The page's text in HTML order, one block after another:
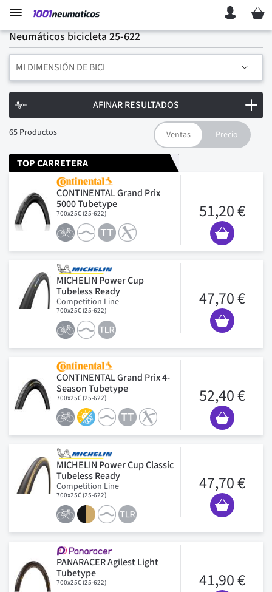
Mi
Neumáticos bicicleta 25-622
65 Productos
TOP CARRETERA
CONTINENTAL Grand Prix
5000 Tubetype
700x25C (25-622) 51,20 €
MICHELIN Power Cup
Tubeless Ready
Competition Line
700x25C (25-622)
47,70 €
CONTINENTAL Grand Prix 4-
Season Tubetype
700x25C (25-622) 52,40 €
MICHELIN Power Cup Classic
Tubeless Ready
Competition Line
700x25C (25-622)
47,70 €
PANARACER Agilest Light
Tubetype
700x25C (25-622) 41,90 €
MI DIMENSIÓN DE BICI
AFINAR RESULTADOS